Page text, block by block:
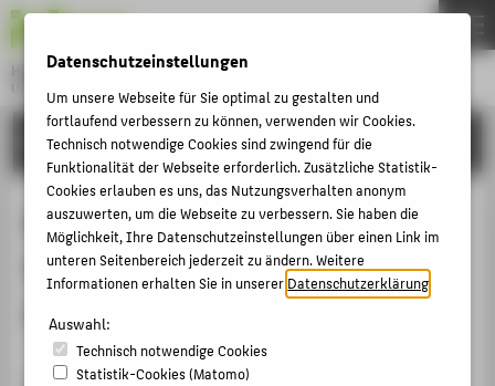
Hochschule für Technik und Wirtschaft Berlin
University of Applied Sciences
Menu
FORSCHUNG
Best Student Paper at ECML
Workshop on Reliable Learning
Across Domains
THEMEN
HOCHSCHULE
CAMPUS
STUDIUM
LEHRE
KARRIERE
Datenschutzeinstellungen
Um unsere Webseite für Sie optimal zu gestalten und
fortlaufend verbessern zu können, verwenden wir Cookies.
Technisch notwendige Cookies sind zwingend für die
Funktionalität der Webseite erforderlich. Zusätzliche Statistik-
Cookies erlauben es uns, das Nutzungsverhalten anonym
auszuwerten, um die Webseite zu verbessern. Sie haben die
Möglichkeit, Ihre Datenschutzeinstellungen über einen Link im
unteren Seitenbereich jederzeit zu ändern. Weitere
Informationen erhalten Sie in unsererDatenschutzerklärung
Auswahl:
Technisch notwendige Cookies
Statistik-Cookies (Matomo)